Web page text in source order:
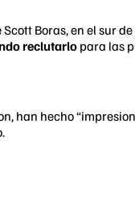
Boras, en el sur
reclutarlo para las
han hecho